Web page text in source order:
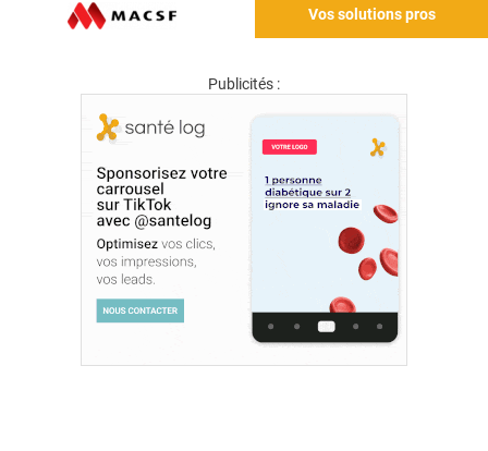
Vos solutions pros
Publicités :